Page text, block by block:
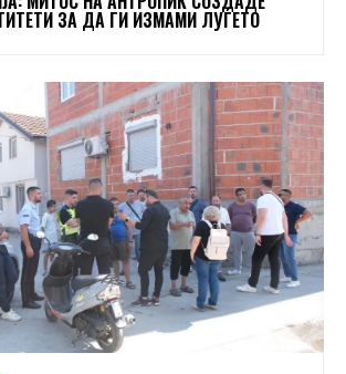
ЗА ДА ГИ ИЗМАМИ ЛУЃЕТО